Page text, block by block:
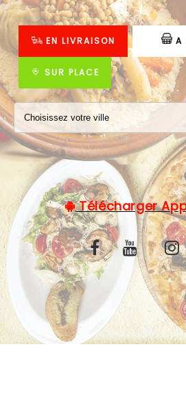
VOTRE COMPTE
NOTRE RESTAURANT
VOS AVIS
MENTIONS LÉGALES
EN LIVRAISON A
SUR PLACE
Télécharger